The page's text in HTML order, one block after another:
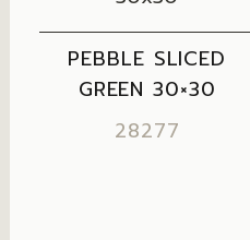
PEBBLE SLICED
GREEN 30×30
28277